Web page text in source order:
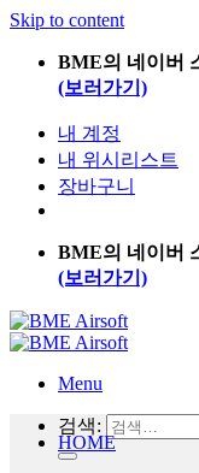
Skip to content
BME의 네이버
(보러가기)
내 계정
내 위시리스트
장바구니
BME의 네이버
(보러가기)
Menu
검색:
HOME